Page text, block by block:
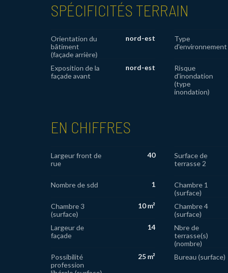
SPÉCIFICITÉS TERRAIN
Orientation du
bâtiment
(façade arrière)
nord-est
Type
d'environnement
Exposition de la
façade avant
nord-est
Risque
d'inondation
(type
inondation)
EN CHIFFRES
Largeur front de
rue
40
Surface de
terrasse 2
Nombre de sdd 1
Chambre 1
(surface)
Chambre 3
(surface)
10 m²
Chambre 4
(surface)
Largeur de
façade
14
Nbre de
terrasse(s)
(nombre)
Possibilité
profession
25 m² Bureau (surface)